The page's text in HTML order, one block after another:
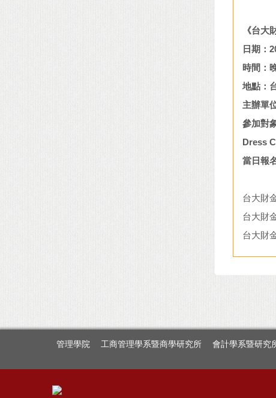
《台大
日期：
時間：
地點：
主辦單
參加對
Dress
當日報
台大財
台大財
台大財
管理學院 工商管理學系暨商學研究所 會計學系暨研究